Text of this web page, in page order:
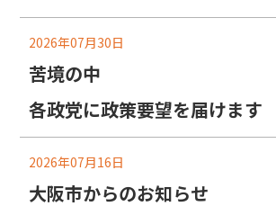
2026年07月30日
苦境の中
各政党に政策要望を届けます
2026年07月16日
大阪市からのお知らせ